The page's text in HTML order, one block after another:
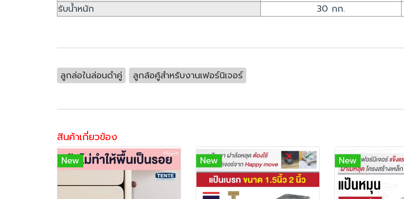
รับน้ำหนัก
30 กก.
ลูกล่อในล่อนดำคู่ ลูกล้อคู้สำหรับงานเฟอร์นิเจอร์
สินค้าเกี่ยวข้อง
New New New